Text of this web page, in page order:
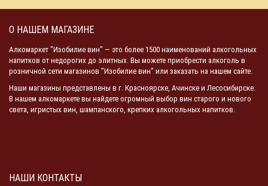
О НАШЕМ МАГАЗИНЕ
Алкомаркет "Изобилие вин" — это более 1500 наименований алкогольных
напитков от недорогих до элитных. Вы можете приобрести алкоголь в
розничной сети магазинов "Изобилие вин" или заказать на нашем сайте.
Наши магазины представлены в г. Красноярске, Ачинске и Лесосибирске.
В нашем алкомаркете вы найдете огромный выбор вин старого и нового
света, игристых вин, шампанского, крепких алкогольных напитков.
НАШИ КОНТАКТЫ